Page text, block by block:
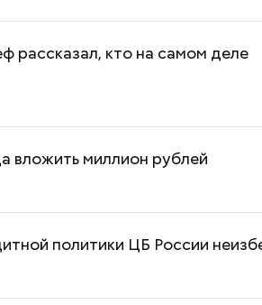
рассказал, кто на самом деле
вложить миллион рублей
политики ЦБ России